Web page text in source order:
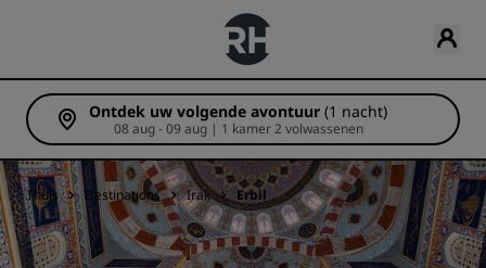
Ontdek uw volgende avontuur (1 nacht)
08 aug - 09 aug | 1 kamer 2 volwassenen
Thuis Destinations Irak Erbil